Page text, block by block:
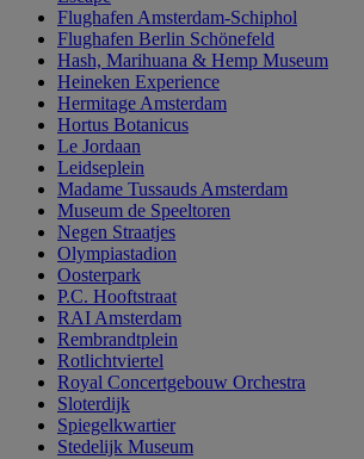
Flughafen Amsterdam-Schiphol
Flughafen Berlin Schönefeld
Hash, Marihuana & Hemp Museum
Heineken Experience
Hermitage Amsterdam
Hortus Botanicus
Le Jordaan
Leidseplein
Madame Tussauds Amsterdam
Museum de Speeltoren
Negen Straatjes
Olympiastadion
Oosterpark
P.C. Hooftstraat
RAI Amsterdam
Rembrandtplein
Rotlichtviertel
Royal Concertgebouw Orchestra
Sloterdijk
Spiegelkwartier
Stedelijk Museum